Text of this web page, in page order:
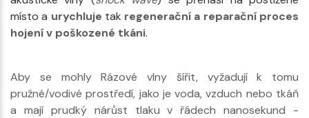
místo a urychluje tak regenerační a reparační proces
hojení v poškozené tkáni.
Aby se mohly Rázové vlny šířit, vyžadují k tomu
pružné/vodivé prostředí, jako je voda, vzduch nebo tkáň
a mají prudký nárůst tlaku v řádech nanosekund -